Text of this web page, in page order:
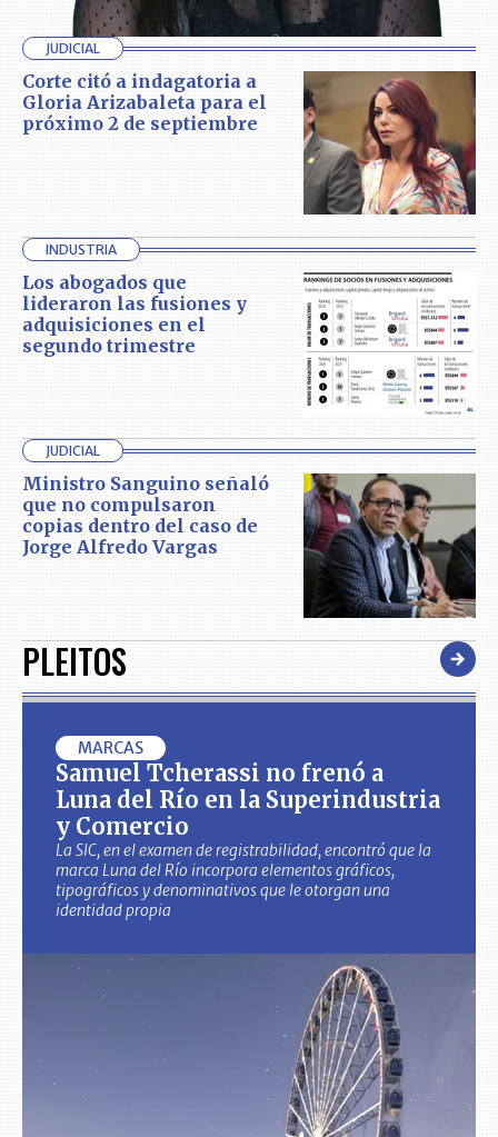
JUDICIAL
Corte citó a indagatoria a
Gloria Arizabaleta para el
próximo 2 de septiembre
INDUSTRIA
Los abogados que
lideraron las fusiones y
adquisiciones en el
segundo trimestre
JUDICIAL
Ministro Sanguino señaló
que no compulsaron
copias dentro del caso de
Jorge Alfredo Vargas
PLEITOS
MARCAS
Samuel Tcherassi no frenó a
Luna del Río en la Superindustria
y Comercio
La SIC, en el examen de registrabilidad, encontró que la
marca Luna del Río incorpora elementos gráficos,
tipográficos y denominativos que le otorgan una
identidad propia